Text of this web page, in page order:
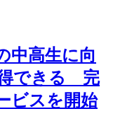
中高生に向
できる 完
ビスを開始